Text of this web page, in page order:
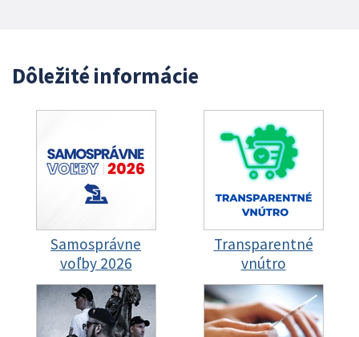
Dôležité informácie
Samosprávne
voľby 2026
Transparentné
vnútro